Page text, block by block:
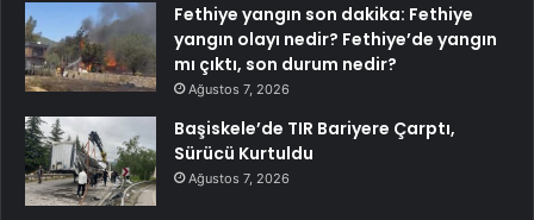
Fethiye yangın son dakika: Fethiye
yangın olayı nedir? Fethiye’de yangın
mı çıktı, son durum nedir?
Ağustos 7, 2026
Başiskele’de TIR Bariyere Çarptı,
Sürücü Kurtuldu
Ağustos 7, 2026